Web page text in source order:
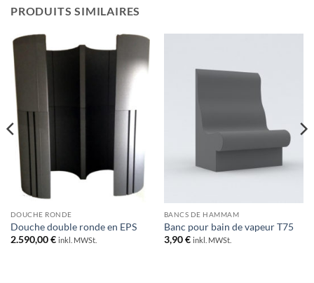
PRODUITS SIMILAIRES
DOUCHE RONDE
Douche double ronde en EPS
2.590,00€ inkl. MWSt.
BANCS DE HAMMAM
Banc pour bain de vapeur T75
3,90€ inkl. MWSt.